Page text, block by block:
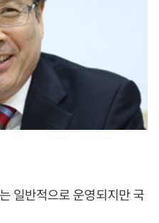
일반적으로 운영되지만 국